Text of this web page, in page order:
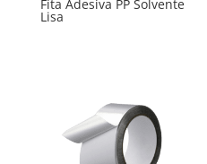
Fita Adesiva PP Solvente
Lisa